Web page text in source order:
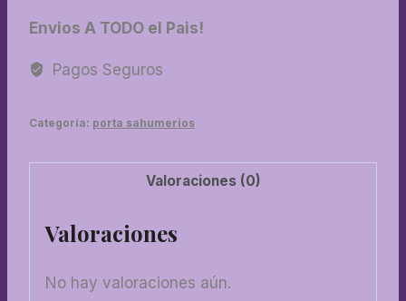
mini
rustico
con
cantidad
Envios A TODO el Pais!
Pagos Seguros
Categoría: porta sahumerios
Valoraciones (0)
Valoraciones
No hay valoraciones aún.